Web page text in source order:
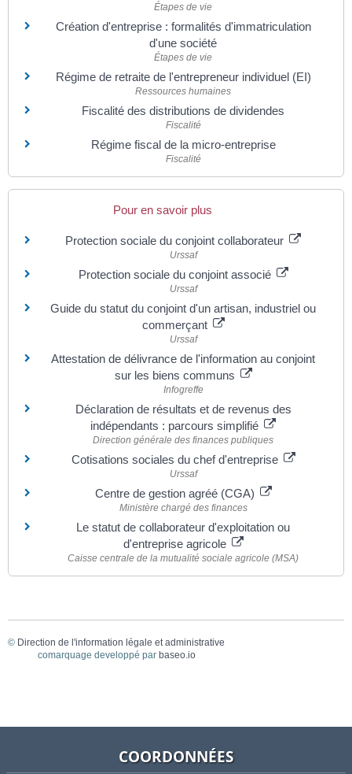
Étapes de vie
Création d'entreprise : formalités d'immatriculation
d'une société
Étapes de vie
Régime de retraite de l'entrepreneur individuel (EI)
Ressources humaines
Fiscalité des distributions de dividendes
Fiscalité
Régime fiscal de la micro-entreprise
Fiscalité
Pour en savoir plus
Protection sociale du conjoint collaborateur
Urssaf
Protection sociale du conjoint associé
Urssaf
Guide du statut du conjoint d'un artisan, industriel ou
commerçant
Urssaf
Attestation de délivrance de l'information au conjoint
sur les biens communs
Infogreffe
Déclaration de résultats et de revenus des
indépendants : parcours simplifié
Direction générale des finances publiques
Cotisations sociales du chef d'entreprise
Urssaf
Centre de gestion agréé (CGA)
Ministère chargé des finances
Le statut de collaborateur d'exploitation ou
d'entreprise agricole
Caisse centrale de la mutualité sociale agricole (MSA)
© Direction de l'information légale et administrative
comarquage developpé par baseo.io
COORDONNÉES